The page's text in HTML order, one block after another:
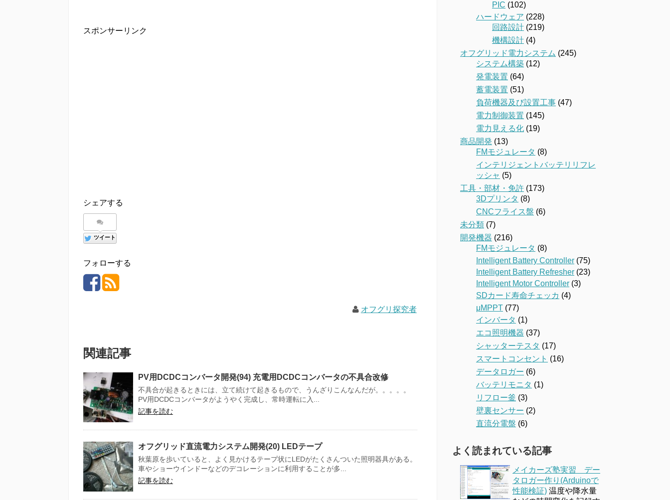
スポンサーリンク
シェアする
ツイート
フォローする
オフグリ探究者
関連記事
PV用DCDCコンバータ開発(94) 充電用DCDCコンバータの不具合改修
不具合が起きるときには、立て続けて起きるもので、うんざりこんなんだが。。。。。
PV用DCDCコンバータがようやく完成し、常時運転に入...
記事を読む
オフグリッド直流電力システム開発(20) LEDテープ
秋葉原を歩いていると、よく見かけるテープ状にLEDがたくさんついた照明器具がある。
車やショーウインドーなどのデコレーションに利用することが多...
記事を読む
PIC (102)
ハードウェア (228)
回路設計 (219)
機構設計 (4)
オフグリッド電力システム (245)
システム構築 (12)
発電装置 (64)
蓄電装置 (51)
負荷機器及び設置工事 (47)
電力制御装置 (145)
電力見える化 (19)
商品開発 (13)
FMモジュレータ (8)
インテリジェントバッテリリフレ
ッシャ (5)
工具・部材・免許 (173)
3Dプリンタ (8)
CNCフライス盤 (6)
未分類 (7)
開発機器 (216)
FMモジュレータ (8)
Intelligent Battery Controller (75)
Intelligent Battery Refresher (23)
Intelligent Motor Controller (3)
SDカード寿命チェッカ (4)
μMPPT (77)
インバータ (1)
エコ照明機器 (37)
シャッターテスタ (17)
スマートコンセント (16)
データロガー (6)
バッテリモニタ (1)
リフロー釜 (3)
壁裏センサー (2)
直流分電盤 (6)
よく読まれている記事
メイカーズ塾実習 デー
タロガー作り(Arduinoで
性能検証) 温度や降水量